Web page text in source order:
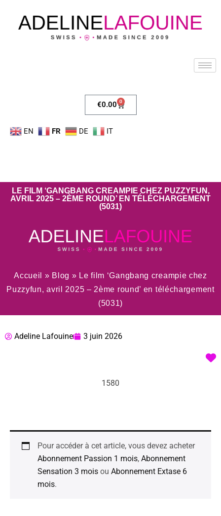
€0.00 0
EN FR DE IT
LE FILM ‘GANGBANG CREAMPIE CHEZ PUZZYFUN,
AVRIL 2025 – 2ÈME ROUND’ EN TÉLÉCHARGEMENT
(5031)
Accueil » Blog » Le film ‘Gangbang creampie chez
Puzzyfun, avril 2025 – 2ème round’ en téléchargement
(5031)
Adeline Lafouine 3 juin 2026
1580
Pour accéder à cet article, vous devez acheter
Abonnement Passion 1 mois, Abonnement
Sensation 3 mois ou Abonnement Extase 6
mois.